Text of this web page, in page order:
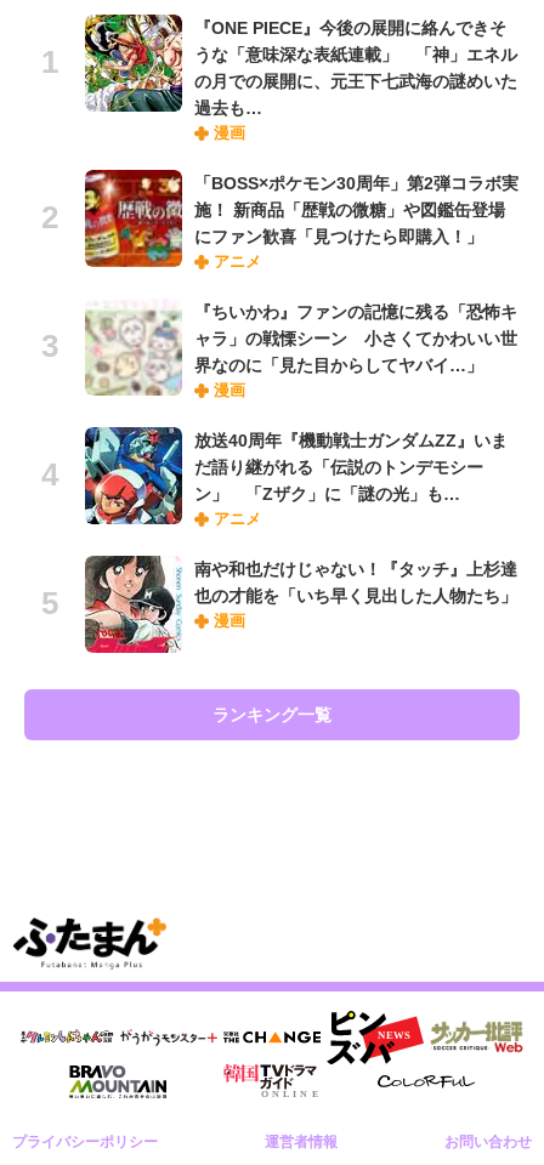
『ONE PIECE』今後の展開に絡んできそ
うな「意味深な表紙連載」 「神」エネル
の月での展開に、元王下七武海の謎めいた
過去も…
漫画
「BOSS×ポケモン30周年」第2弾コラボ実
施！ 新商品「歴戦の微糖」や図鑑缶登場
にファン歓喜「見つけたら即購入！」
アニメ
『ちいかわ』ファンの記憶に残る「恐怖キ
ャラ」の戦慄シーン 小さくてかわいい世
界なのに「見た目からしてヤバイ…」
漫画
放送40周年『機動戦士ガンダムZZ』いま
だ語り継がれる「伝説のトンデモシー
ン」 「Zザク」に「謎の光」も…
アニメ
南や和也だけじゃない！『タッチ』上杉達
也の才能を「いち早く見出した人物たち」
漫画
ランキング一覧
プライバシーポリシー 運営者情報 お問い合わせ